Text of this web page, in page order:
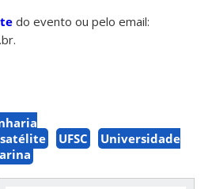
do evento ou pelo email:
UFSC
Universidade